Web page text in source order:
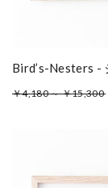
Bird’s-Nesters -
￥4,180 ～ ￥15,300